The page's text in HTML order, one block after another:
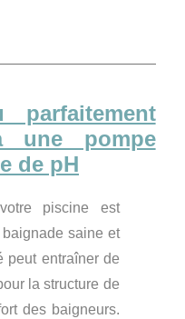
parfaitement
une pompe
de pH
piscine est
saine et
peut entraîner de
la structure de
des baigneurs.